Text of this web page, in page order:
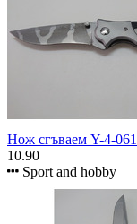
Нож сгъваем Y-4-061
10.90
Sport and hobby